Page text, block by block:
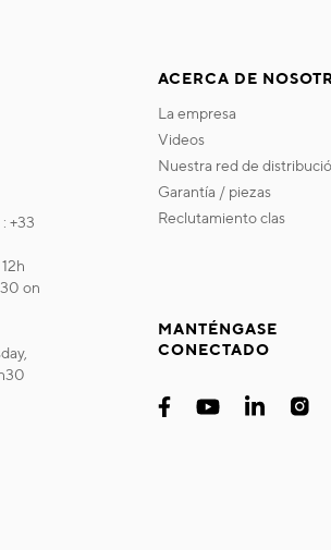
+33
on
ACERCA DE
la empresa
videos
nuestra red de
garantía / piezas
reclutamiento clas
MANTÉNGASE
CONECTADO